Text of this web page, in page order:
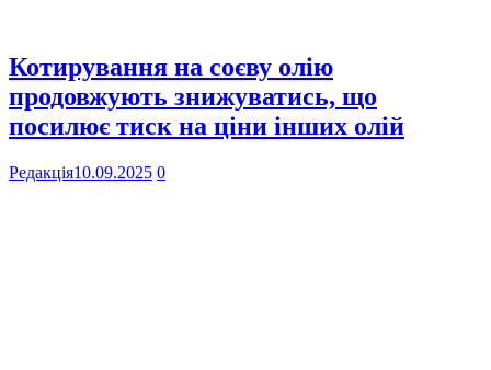
Котирування на соєву олію
продовжують знижуватись, що
посилює тиск на ціни інших олій
Редакція10.09.2025 0